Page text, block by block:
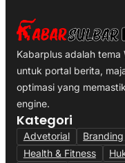
Kabarplus adalah
untuk portal berita,
optimasi yang
engine.
Kategori
Advetorial Branding
Health & Fitness